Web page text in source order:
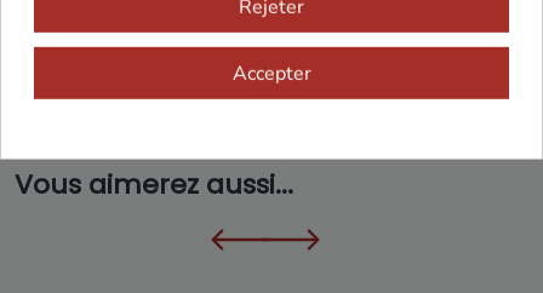
Vous aimerez aussi...
Rejeter
Accepter